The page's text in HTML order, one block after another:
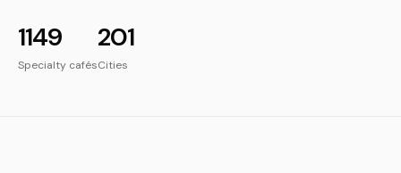
1149
Specialty cafés
201
Cities